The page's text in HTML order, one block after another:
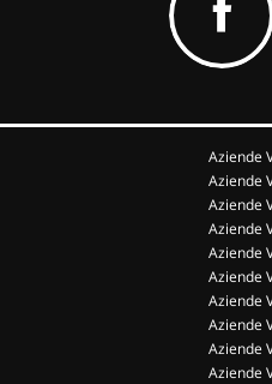
Aziende
Aziende
Aziende
Aziende
Aziende
Aziende
Aziende
Aziende
Aziende
Aziende